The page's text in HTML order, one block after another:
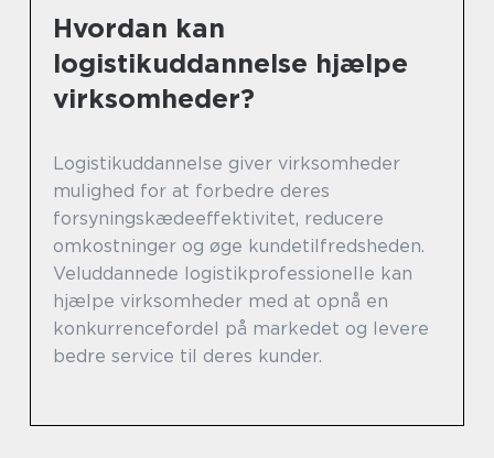
Hvordan kan
logistikuddannelse hjælpe
virksomheder?
Logistikuddannelse giver virksomheder
mulighed for at forbedre deres
forsyningskædeeffektivitet, reducere
omkostninger og øge kundetilfredsheden.
Veluddannede logistikprofessionelle kan
hjælpe virksomheder med at opnå en
konkurrencefordel på markedet og levere
bedre service til deres kunder.